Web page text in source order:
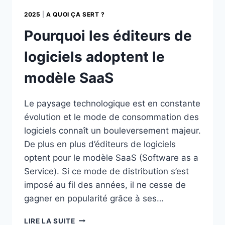
2025 |A QUOI ÇA SERT ?
Pourquoi les éditeurs de
logiciels adoptent le
modèle SaaS
Le paysage technologique est en constante
évolution et le mode de consommation des
logiciels connaît un bouleversement majeur.
De plus en plus d’éditeurs de logiciels
optent pour le modèle SaaS (Software as a
Service). Si ce mode de distribution s’est
imposé au fil des années, il ne cesse de
gagner en popularité grâce à ses…
LIRE LA SUITEPOURQUOI